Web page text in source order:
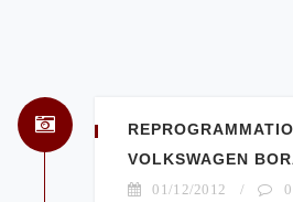
VOLKSWAGEN
01/12/2012 /